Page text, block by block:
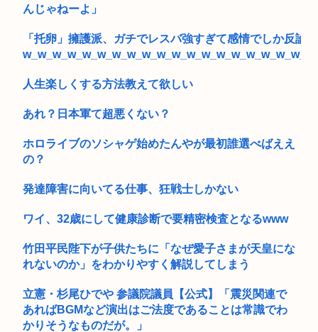
32歳女...
【朗報】Amazonで「GANTZ」が全巻100円www
【ワロタ】ｴｾ不思議ちゃんこじらせて病んでる系に憧れてた時
倒的な...
んじゃねーよ」
「托卵」擁護派、ガチでレスバ強すぎて感情でしか反論
人生楽しくする方法教えて欲しい
あれ？日本軍て超悪くない？
ホロライブのソシャゲ始めたんやが最初誰選べばええ
の？
発達障害に向いてる仕事、狂戦士しかない
ワイ、32歳にして健康診断で要精密検査となるwww
竹田平民陛下が子供たちに「なぜ愛子さまが天皇にな
れないのか」をわかりやすく解説してしまう
立憲・杉尾ひでや 参議院議員【公式】「震災関連で
あればBGMなど演出はご法度であることは常識でわ
かりそうなものだが。」